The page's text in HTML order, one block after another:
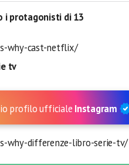
i protagonisti di 13
why-cast-netflix/
tv
profilo ufficiale Instagram
why-differenze-libro-serie-tv/